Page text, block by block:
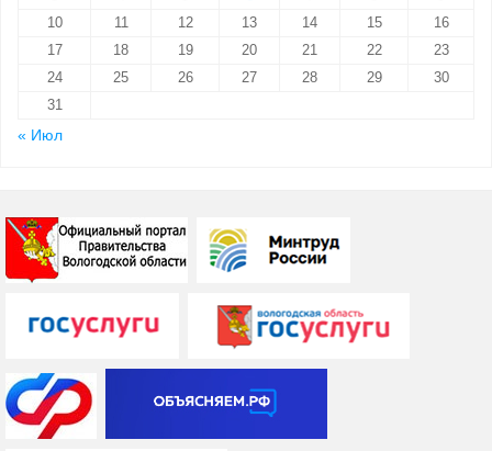
10
11 12 13 14 15
16
17
18 19 20 21 22
23
24
25 26 27 28 29
30
31
« Июл